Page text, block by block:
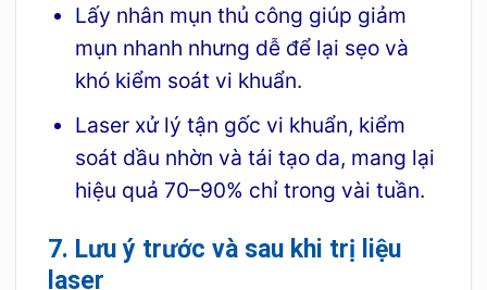
Lấy nhân mụn thủ công giúp giảm
mụn nhanh nhưng dễ để lại sẹo và
khó kiểm soát vi khuẩn.
Laser xử lý tận gốc vi khuẩn, kiểm
soát dầu nhờn và tái tạo da, mang lại
hiệu quả 70–90% chỉ trong vài tuần.
7. Lưu ý trước và sau khi trị liệu
laser